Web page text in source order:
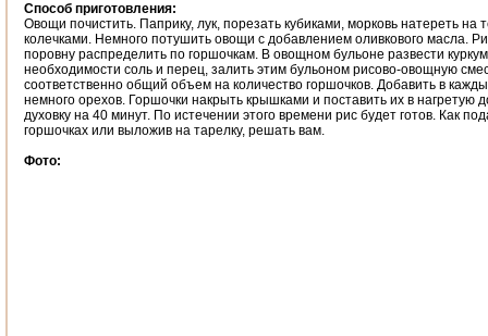
Способ приготовления:
Овощи почистить. Паприку, лук, порезать кубиками, морковь натереть на
колечками. Немного потушить овощи с добавлением оливкового масла.
поровну распределить по горшочкам. В овощном бульоне развести
необходимости соль и перец, залить этим бульоном рисово-овощную
соответственно общий объем на количество горшочков. Добавить в
немного орехов. Горшочки накрыть крышками и поставить их в нагретую
духовку на 40 минут. По истечении этого времени рис будет готов. Как
горшочках или выложив на тарелку, решать вам.
Фото: